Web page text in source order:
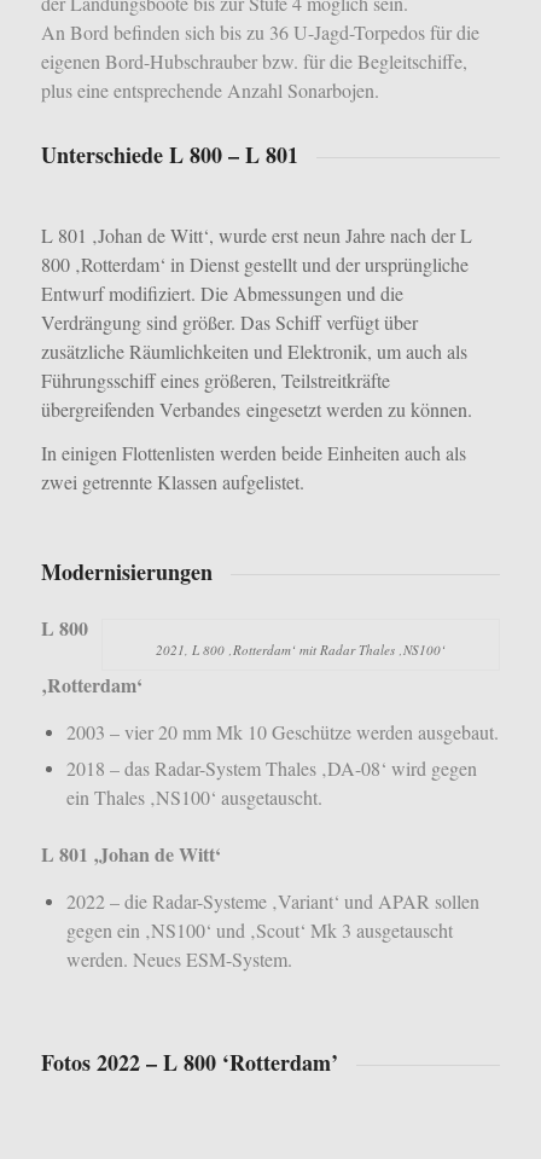
An Bord befinden sich bis zu 36 U-Jagd-Torpedos für die
eigenen Bord-Hubschrauber bzw. für die Begleitschiffe,
plus eine entsprechende Anzahl Sonarbojen.
Unterschiede L 800 – L 801
L 801 ‚Johan de Witt‘, wurde erst neun Jahre nach der L
800 ‚Rotterdam‘ in Dienst gestellt und der ursprüngliche
Entwurf modifiziert. Die Abmessungen und die
Verdrängung sind größer. Das Schiff verfügt über
zusätzliche Räumlichkeiten und Elektronik, um auch als
Führungsschiff eines größeren, Teilstreitkräfte
übergreifenden Verbandes eingesetzt werden zu können.
In einigen Flottenlisten werden beide Einheiten auch als
zwei getrennte Klassen aufgelistet.
Modernisierungen
2021, L 800 ‚Rotterdam‘ mit Radar Thales ‚NS100‘
L 800
‚Rotterdam‘
2003 – vier 20 mm Mk 10 Geschütze werden ausgebaut.
2018 – das Radar-System Thales ‚DA-08‘ wird gegen
ein Thales ‚NS100‘ ausgetauscht.
L 801 ‚Johan de Witt‘
2022 – die Radar-Systeme ‚Variant‘ und APAR sollen
gegen ein ‚NS100‘ und ‚Scout‘ Mk 3 ausgetauscht
werden. Neues ESM-System.
Fotos 2022 – L 800 ‘Rotterdam’